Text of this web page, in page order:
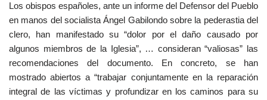
Los obispos españoles, ante un informe del Defensor del Pueblo
en manos del socialista Ángel Gabilondo sobre la pederastia del
clero, han manifestado su “dolor por el daño causado por
algunos miembros de la Iglesia”, … consideran “valiosas” las
recomendaciones del documento. En concreto, se han
mostrado abiertos a “trabajar conjuntamente en la reparación
integral de las víctimas y profundizar en los caminos para su